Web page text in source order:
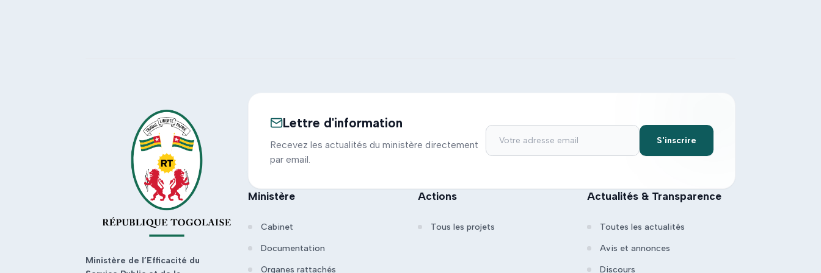
Ministère de l’Efficacité du
Lettre d'information
Recevez les actualités du ministère directement
par email.
S'inscrire
Ministère
Cabinet
Documentation
Organes rattachés
Actions
Tous les projets
Actualités & Transparence
Toutes les actualités
Avis et annonces
Discours